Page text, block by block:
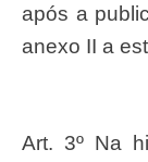
após a
anexo II a
Art. 3º Na hipótese de execução integral do